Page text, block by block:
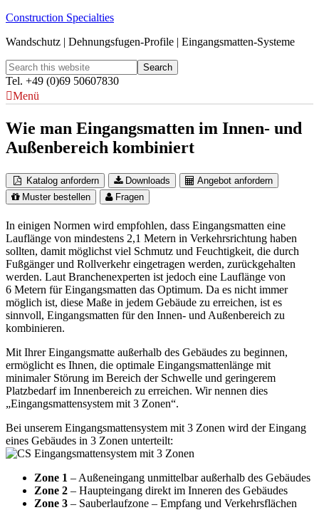
Construction Specialties
Wandschutz | Dehnungsfugen-Profile | Eingangsmatten-Systeme
Tel. +49 (0)69 50607830
Menü
Wie man Eingangsmatten im Innen- und
Außenbereich kombiniert
Katalog anfordern Downloads
Angebot anfordern
Muster bestellen
Fragen
In einigen Normen wird empfohlen, dass Eingangsmatten eine
Lauflänge von mindestens 2,1 Metern in Verkehrsrichtung haben
sollten, damit möglichst viel Schmutz und Feuchtigkeit, die durch
Fußgänger und Rollverkehr eingetragen werden, zurückgehalten
werden. Laut Branchenexperten ist jedoch eine Lauflänge von
6 Metern für Eingangsmatten das Optimum. Da es nicht immer
möglich ist, diese Maße in jedem Gebäude zu erreichen, ist es
sinnvoll, Eingangsmatten für den Innen- und Außenbereich zu
kombinieren.
Mit Ihrer Eingangsmatte außerhalb des Gebäudes zu beginnen,
ermöglicht es Ihnen, die optimale Eingangsmattenlänge mit
minimaler Störung im Bereich der Schwelle und geringerem
Platzbedarf im Innenbereich zu erreichen. Wir nennen dies
„Eingangsmattensystem mit 3 Zonen“.
Bei unserem Eingangsmattensystem mit 3 Zonen wird der Eingang
eines Gebäudes in 3 Zonen unterteilt:
Zone 1 – Außeneingang unmittelbar außerhalb des Gebäudes
Zone 2 – Haupteingang direkt im Inneren des Gebäudes
Zone 3 – Sauberlaufzone – Empfang und Verkehrsflächen